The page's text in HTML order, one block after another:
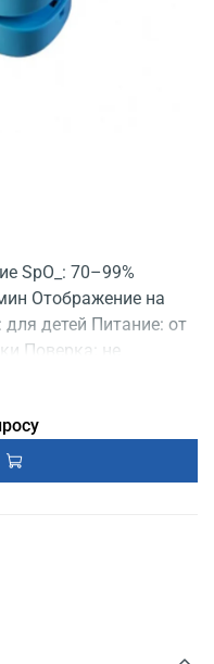
SpO_: 70–99%
Отображение на
детей Питание: от
Поверка: не
Регистрационное